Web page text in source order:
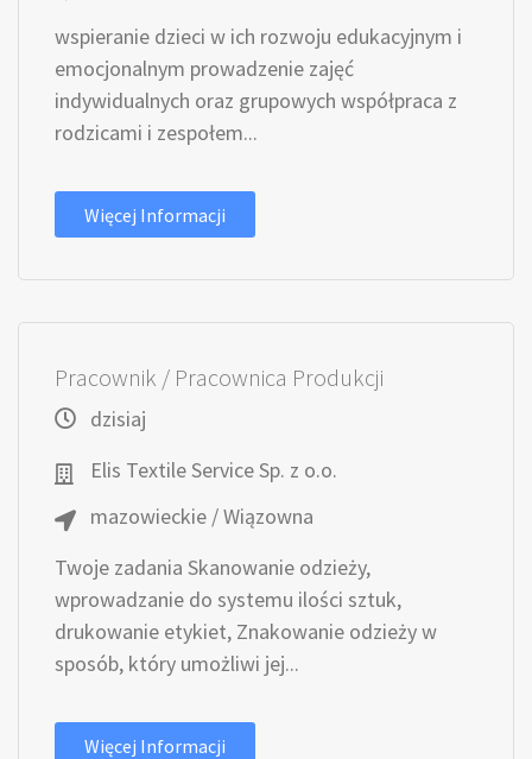
wspieranie dzieci w ich rozwoju edukacyjnym i
emocjonalnym prowadzenie zajęć
indywidualnych oraz grupowych współpraca z
rodzicami i zespołem...
Więcej Informacji
Pracownik / Pracownica Produkcji
dzisiaj
Elis Textile Service Sp. z o.o.
mazowieckie / Wiązowna
Twoje zadania Skanowanie odzieży,
wprowadzanie do systemu ilości sztuk,
drukowanie etykiet, Znakowanie odzieży w
sposób, który umożliwi jej...
Więcej Informacji